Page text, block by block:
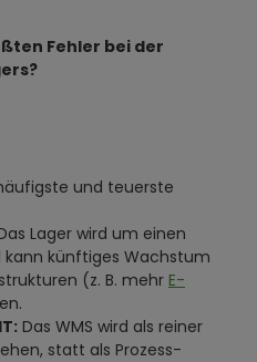
Fehler bei der
und teuerste
Lager wird um einen
künftiges Wachstum
(z. B. mehrE-
Das WMS wird als reiner
statt als Prozess-